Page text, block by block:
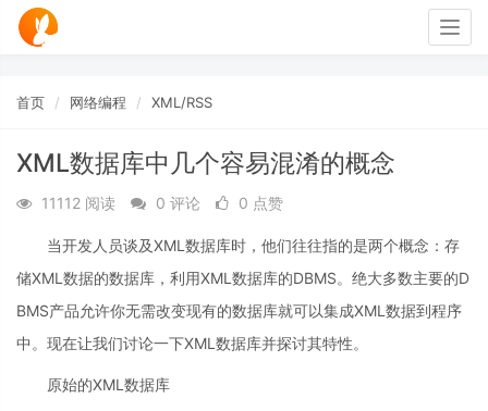
首页 网络编程 XML/RSS
XML数据库中几个容易混淆的概念
11112 阅读 0 评论 0 点赞
当开发人员谈及XML数据库时，他们往往指的是两个概念：存
储XML数据的数据库，利用XML数据库的DBMS。绝大多数主要的D
BMS产品允许你无需改变现有的数据库就可以集成XML数据到程序
中。现在让我们讨论一下XML数据库并探讨其特性。
原始的XML数据库